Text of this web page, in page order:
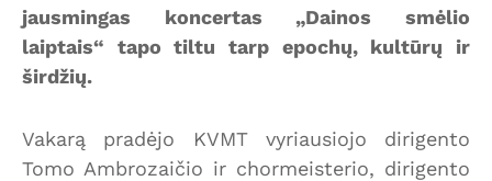
jausmingas koncertas „Dainos smėlio
laiptais“ tapo tiltu tarp epochų, kultūrų ir
širdžių.
Vakarą pradėjo KVMT vyriausiojo dirigento
Tomo Ambrozaičio ir chormeisterio, dirigento